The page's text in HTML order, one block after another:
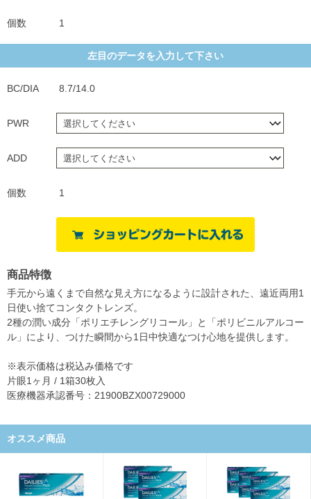
個数 1
左目のデータを入力して下さい
BC/DIA 8.7/14.0
PWR
ADD
個数 1
商品特徴
手元から遠くまで自然な見え方になるように設計された、遠近両用1
日使い捨てコンタクトレンズ。
2種の潤い成分「ポリエチレングリコール」と「ポリビニルアルコー
ル」により、つけた瞬間から1日中快適なつけ心地を提供します。
※表示価格は税込み価格です
片眼1ヶ月 / 1箱30枚入
医療機器承認番号：21900BZX00729000
オススメ商品